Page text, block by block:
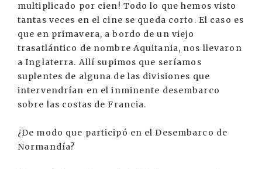
multiplicado por cien! Todo lo que hemos visto
tantas veces en el cine se queda corto. El caso es
que en primavera, a bordo de un viejo
trasatlántico de nombre Aquitania, nos llevaron
a Inglaterra. Allí supimos que seríamos
suplentes de alguna de las divisiones que
intervendrían en el inminente desembarco
sobre las costas de Francia.
¿De modo que participó en el Desembarco de
Normandía?